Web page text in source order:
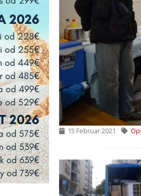
15 Februar 2021